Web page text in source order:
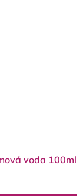
voda 100ml